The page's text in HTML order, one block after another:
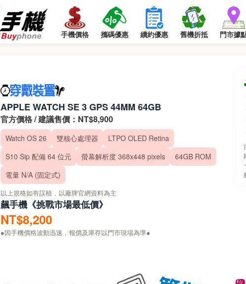
手機價格 攜碼優惠 續約優惠 舊機折抵 門市據
APPLE WATCH SE 3 GPS 44MM 64GB
官方價格 / 建議售價：NT$8,900
Watch OS 26 雙核心處理器
LTPO OLED Retina
S10 Sip 配備 64 位元
螢幕解析度 368x448 pixels
64GB ROM
電量 N/A (固定式)
以上規格如有誤植，以廠牌官網資料為主
飆手機《挑戰市場最低價》
NT$8,200
●因手機價格波動迅速，報價及庫存以門市現場為準●